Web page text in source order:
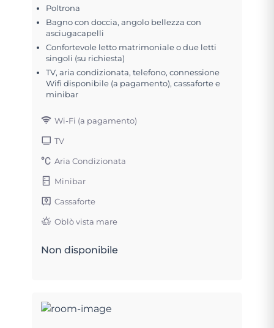
Poltrona
Bagno con doccia, angolo bellezza con
asciugacapelli
Confortevole letto matrimoniale o due letti
singoli (su richiesta)
TV, aria condizionata, telefono, connessione
Wifi disponibile (a pagamento), cassaforte e
minibar
Wi-Fi (a pagamento)
TV
Aria Condizionata
Minibar
Cassaforte
Oblò vista mare
Non disponibile